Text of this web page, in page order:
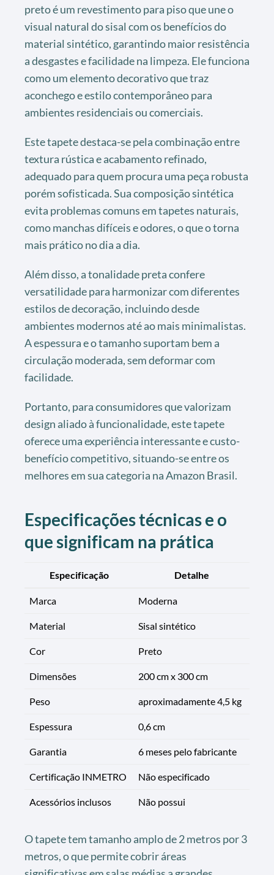
preto é um revestimento para piso que une o
visual natural do sisal com os benefícios do
material sintético, garantindo maior resistência
a desgastes e facilidade na limpeza. Ele funciona
como um elemento decorativo que traz
aconchego e estilo contemporâneo para
ambientes residenciais ou comerciais.
Este tapete destaca-se pela combinação entre
textura rústica e acabamento refinado,
adequado para quem procura uma peça robusta
porém sofisticada. Sua composição sintética
evita problemas comuns em tapetes naturais,
como manchas difíceis e odores, o que o torna
mais prático no dia a dia.
Além disso, a tonalidade preta confere
versatilidade para harmonizar com diferentes
estilos de decoração, incluindo desde
ambientes modernos até ao mais minimalistas.
A espessura e o tamanho suportam bem a
circulação moderada, sem deformar com
facilidade.
Portanto, para consumidores que valorizam
design aliado à funcionalidade, este tapete
oferece uma experiência interessante e custo-
benefício competitivo, situando-se entre os
melhores em sua categoria na Amazon Brasil.
Especificações técnicas e o
que significam na prática
Especificação Detalhe
Marca Moderna
Material Sisal sintético
Cor Preto
Dimensões 200 cm x 300 cm
Peso aproximadamente 4,5 kg
Espessura 0,6 cm
Garantia 6 meses pelo fabricante
Certificação INMETRO Não especificado
Acessórios inclusos Não possui
O tapete tem tamanho amplo de 2 metros por 3
metros, o que permite cobrir áreas